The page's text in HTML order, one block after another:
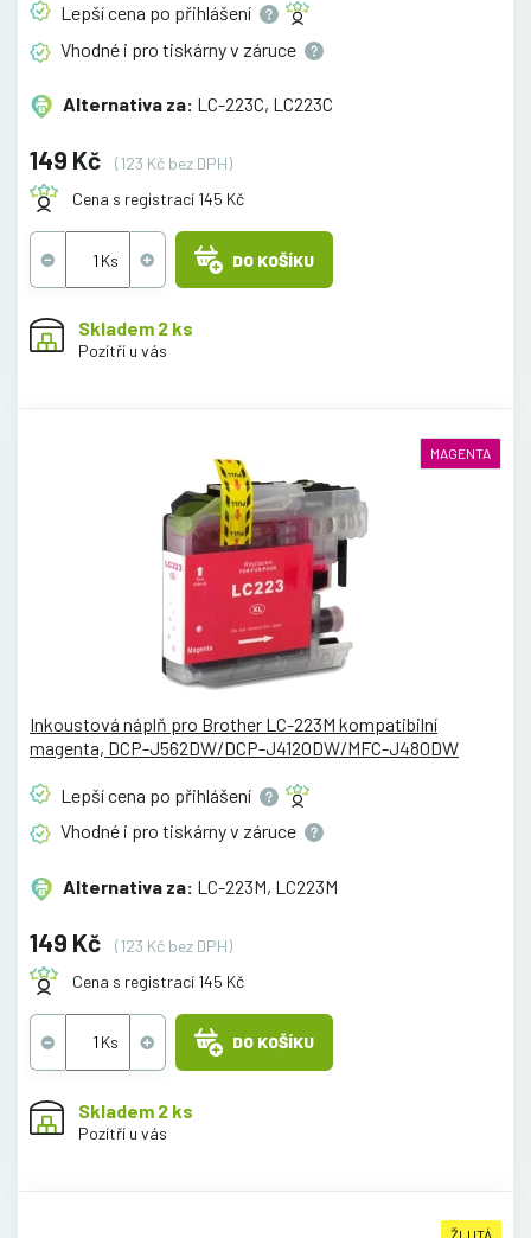
Lepší cena po přihlášení
Vhodné i pro tiskárny v záruce
Alternativa za: LC-223C, LC223C
149 Kč
(123 Kč bez DPH)
Cena s registrací 145 Kč
DO KOŠÍKU
Skladem 2 ks
Pozítří u vás
MAGENTA
Inkoustová náplň pro Brother LC-223M kompatibilní
magenta, DCP-J562DW/DCP-J4120DW/MFC-J480DW
Lepší cena po přihlášení
Vhodné i pro tiskárny v záruce
Alternativa za: LC-223M, LC223M
149 Kč
(123 Kč bez DPH)
Cena s registrací 145 Kč
DO KOŠÍKU
Skladem 2 ks
Pozítří u vás
ŽLUTÁ